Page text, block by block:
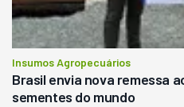
Insumos Agropecuários
Brasil envia nova remessa
sementes do mundo